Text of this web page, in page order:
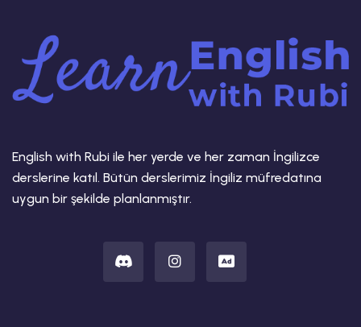
English with Rubi ile her yerde ve her zaman İngilizce
derslerine katıl. Bütün derslerimiz İngiliz müfredatına
uygun bir şekilde planlanmıştır.